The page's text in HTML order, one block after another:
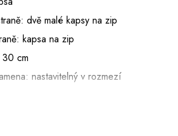
dvě malé kapsy na zip
kapsa na zip
30 cm
nastavitelný v rozmezí